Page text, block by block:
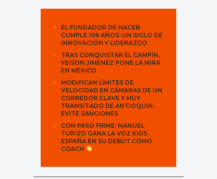
EL FUNDADOR DE HACEB
CUMPLE 106 AÑOS: UN SIGLO DE
INNOVACIÓN Y LIDERAZGO
TRAS CONQUISTAR EL CAMPÍN,
YEISON JIMÉNEZ PONE LA MIRA
EN MÉXICO
MODIFICAN LÍMITES DE
VELOCIDAD EN CÁMARAS DE UN
CORREDOR CLAVE Y MUY
TRANSITADO DE ANTIOQUIA:
EVITE SANCIONES
CON PASO FIRME: MANUEL
TURIZO GANA LA VOZ KIDS
ESPAÑA EN SU DEBUT COMO
COACH